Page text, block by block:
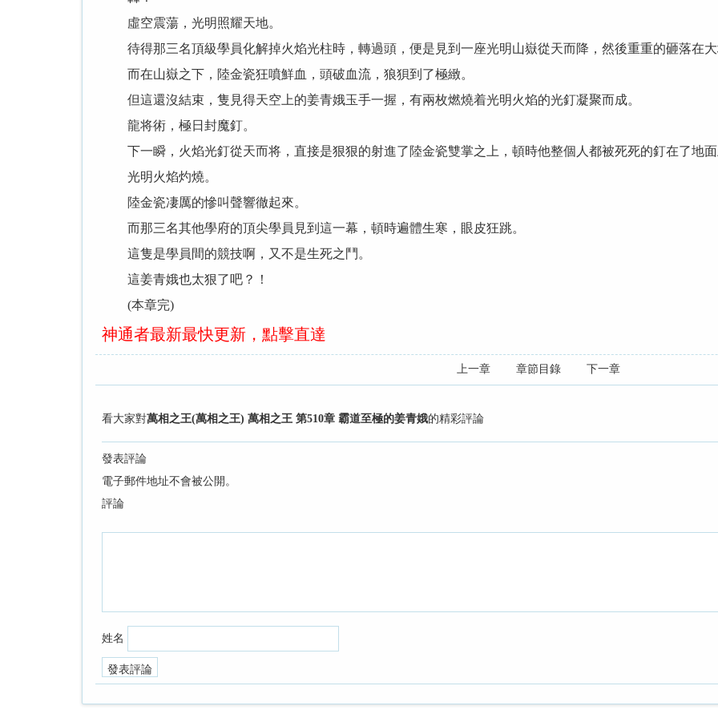
虛空震蕩，光明照耀天地。
待得那三名頂級學員化解掉火焰光柱時，轉過頭，便是見到一座光明山嶽從天而降，然後重重的砸落在大
而在山嶽之下，陸金瓷狂噴鮮血，頭破血流，狼狽到了極緻。
但這還沒結束，隻見得天空上的姜青娥玉手一握，有兩枚燃燒着光明火焰的光釘凝聚而成。
龍将術，極日封魔釘。
下一瞬，火焰光釘從天而将，直接是狠狠的射進了陸金瓷雙掌之上，頓時他整個人都被死死的釘在了地面
光明火焰灼燒。
陸金瓷凄厲的慘叫聲響徹起來。
而那三名其他學府的頂尖學員見到這一幕，頓時遍體生寒，眼皮狂跳。
這隻是學員間的競技啊，又不是生死之鬥。
這姜青娥也太狠了吧？！
(本章完)
神通者最新最快更新，點擊直達
上一章 章節目錄 下一章
看大家對萬相之王(萬相之王) 萬相之王 第510章 霸道至極的姜青娥的精彩評論
發表評論
電子郵件地址不會被公開。
評論
姓名